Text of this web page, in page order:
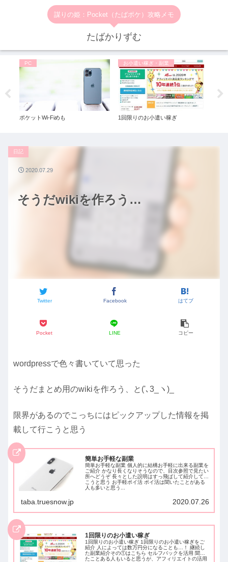
謀りの姫：Pocket（たばポケ）攻略メモ
たばかりずむ
PC
ポケットWi-Fiめも
お小遣い稼ぎ・副業
1回限りのお小遣い稼ぎ
そうだwikiを作ろう…
日記
Twitter Facebook はてブ
Pocket LINE コピー
2020.07.29
wordpressで色々書いていて思った
そうだまとめ用のwikiを作ろう、と('､3_ヽ)_
限界があるのでこっちにはピックアップした情報を掲
載して行こうと思う
簡単お手軽な副業
簡単お手軽な副業 個人的に結構お手軽に出来る副業を
ご紹介 かなり長くなりそうなので、目次参照で見たい
所へどうぞ 長々とした説明はすっ飛ばして紹介して行
こうと思う お手軽ポイ活 ポイ活は聞いたことがある
人も多いと思う...
taba.truesnow.jp 2020.07.26
1回限りのお小遣い稼ぎ
1回限りのお小遣い稼ぎ 1回限りのお小遣い稼ぎをご
紹介 人によっては数万円分になることも…！ 継続し
た副業紹介その①はこちら セルフバックを活用 聞い
たことある人もいると思うが、アフィリエイトの活用